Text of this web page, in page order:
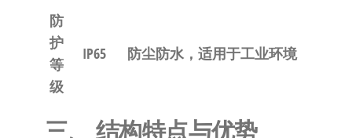
防
护
等
级
IP65 防尘防水，适用于工业环境
三、 结构特点与优势